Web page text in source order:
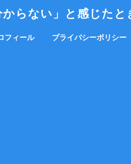
からない」と感じた
フィール プライバシーポリシー